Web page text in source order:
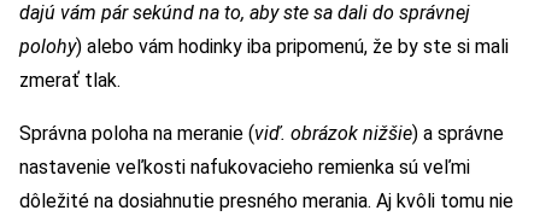
dajú vám pár sekúnd na to, aby ste sa dali do správnej
polohy) alebo vám hodinky iba pripomenú, že by ste si mali
zmerať tlak.
Správna poloha na meranie (viď. obrázok nižšie) a správne
nastavenie veľkosti nafukovacieho remienka sú veľmi
dôležité na dosiahnutie presného merania. Aj kvôli tomu nie